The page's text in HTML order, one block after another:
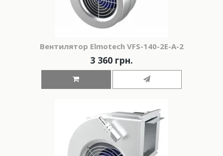
Вeнтилятор Elmotech VFS-140-2E-A-2
3 360 грн.